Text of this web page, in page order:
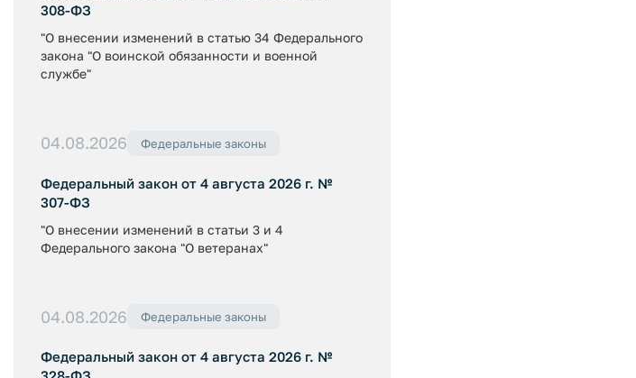
308-ФЗ
"О внесении изменений в статью 34 Федерального
закона "О воинской обязанности и военной
службе"
04.08.2026 Федеральные законы
Федеральный закон от 4 августа 2026 г. №
307-ФЗ
"О внесении изменений в статьи 3 и 4
Федерального закона "О ветеранах"
04.08.2026 Федеральные законы
Федеральный закон от 4 августа 2026 г. №